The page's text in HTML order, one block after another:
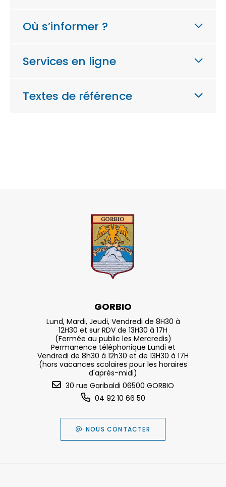
Où s’informer ?
Services en ligne
Textes de référence
GORBIO
Lund, Mardi, Jeudi, Vendredi de 8H30 à
12H30 et sur RDV de 13H30 à 17H
(Fermée au public les Mercredis)
Permanence téléphonique Lundi et
Vendredi de 8h30 à 12h30 et de 13H30 à 17H
(hors vacances scolaires pour les horaires
d'après-midi)
30 rue Garibaldi 06500 GORBIO
04 92 10 66 50
NOUS CONTACTER